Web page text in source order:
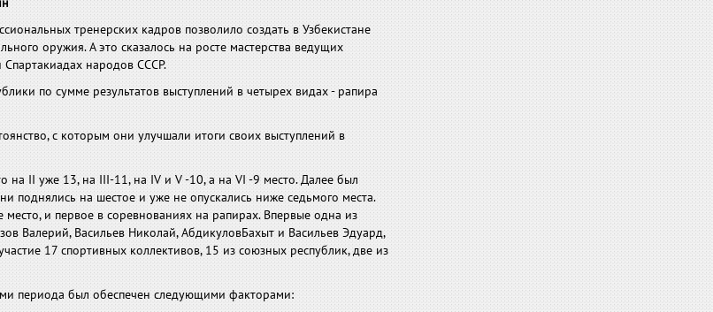
тренерских кадров позволило создать в Узбекистане
оружия. А это сказалось на росте мастерства ведущих
Спартакиадах народов СССР.
по сумме результатов выступлений в четырех видах - рапира
с которым они улучшали итоги своих выступлений в
II уже 13, на III-11, на IV и V -10, а на VI -9 место. Далее был
поднялись на шестое и уже не опускались ниже седьмого места.
и первое в соревнованиях на рапирах. Впервые одна из
Валерий, Васильев Николай, АбдикуловБахыт и Васильев Эдуард,
17 спортивных коллективов, 15 из союзных республик, две из
периода был обеспечен следующими факторами: